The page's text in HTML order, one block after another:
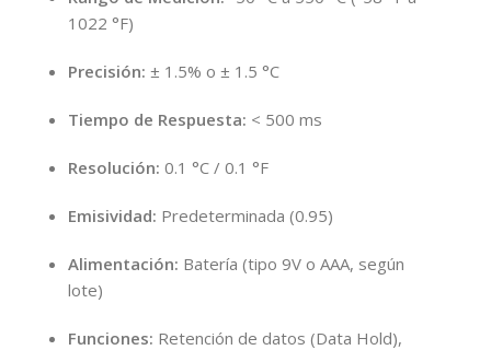
1022 °F)
Precisión: ± 1.5% o ± 1.5 °C
Tiempo de Respuesta: < 500 ms
Resolución: 0.1 °C / 0.1 °F
Emisividad: Predeterminada (0.95)
Alimentación: Batería (tipo 9V o AAA, según
lote)
Funciones: Retención de datos (Data Hold),